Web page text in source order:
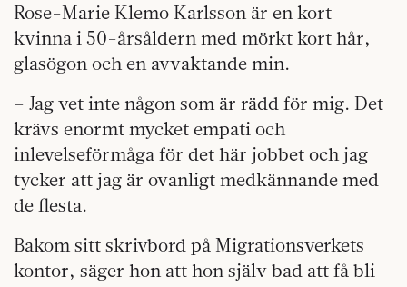
Rose-Marie Klemo Karlsson är en kort
kvinna i 50-årsåldern med mörkt kort hår,
glasögon och en avvaktande min.
– Jag vet inte någon som är rädd för mig. Det
krävs enormt mycket empati och
inlevelseförmåga för det här jobbet och jag
tycker att jag är ovanligt medkännande med
de flesta.
Bakom sitt skrivbord på Migrationsverkets
kontor, säger hon att hon själv bad att få bli